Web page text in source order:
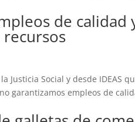
de calidad
Justicia Social y desde IDEAS
garantizamos empleos de